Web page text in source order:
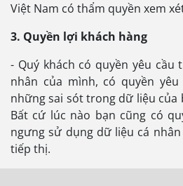
Việt Nam có thẩm quyền xem
3. Quyền lợi khách hàng
- Quý khách có quyền yêu cầu
nhân của mình, có quyền
những sai sót trong dữ liệu của
Bất cứ lúc nào bạn cũng có
ngưng sử dụng dữ liệu cá
tiếp thị.